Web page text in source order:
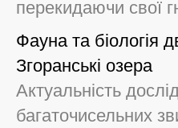
перекидаючи свої
Фауна та біологія
Згоранські озера
Актуальність
багаточисельних